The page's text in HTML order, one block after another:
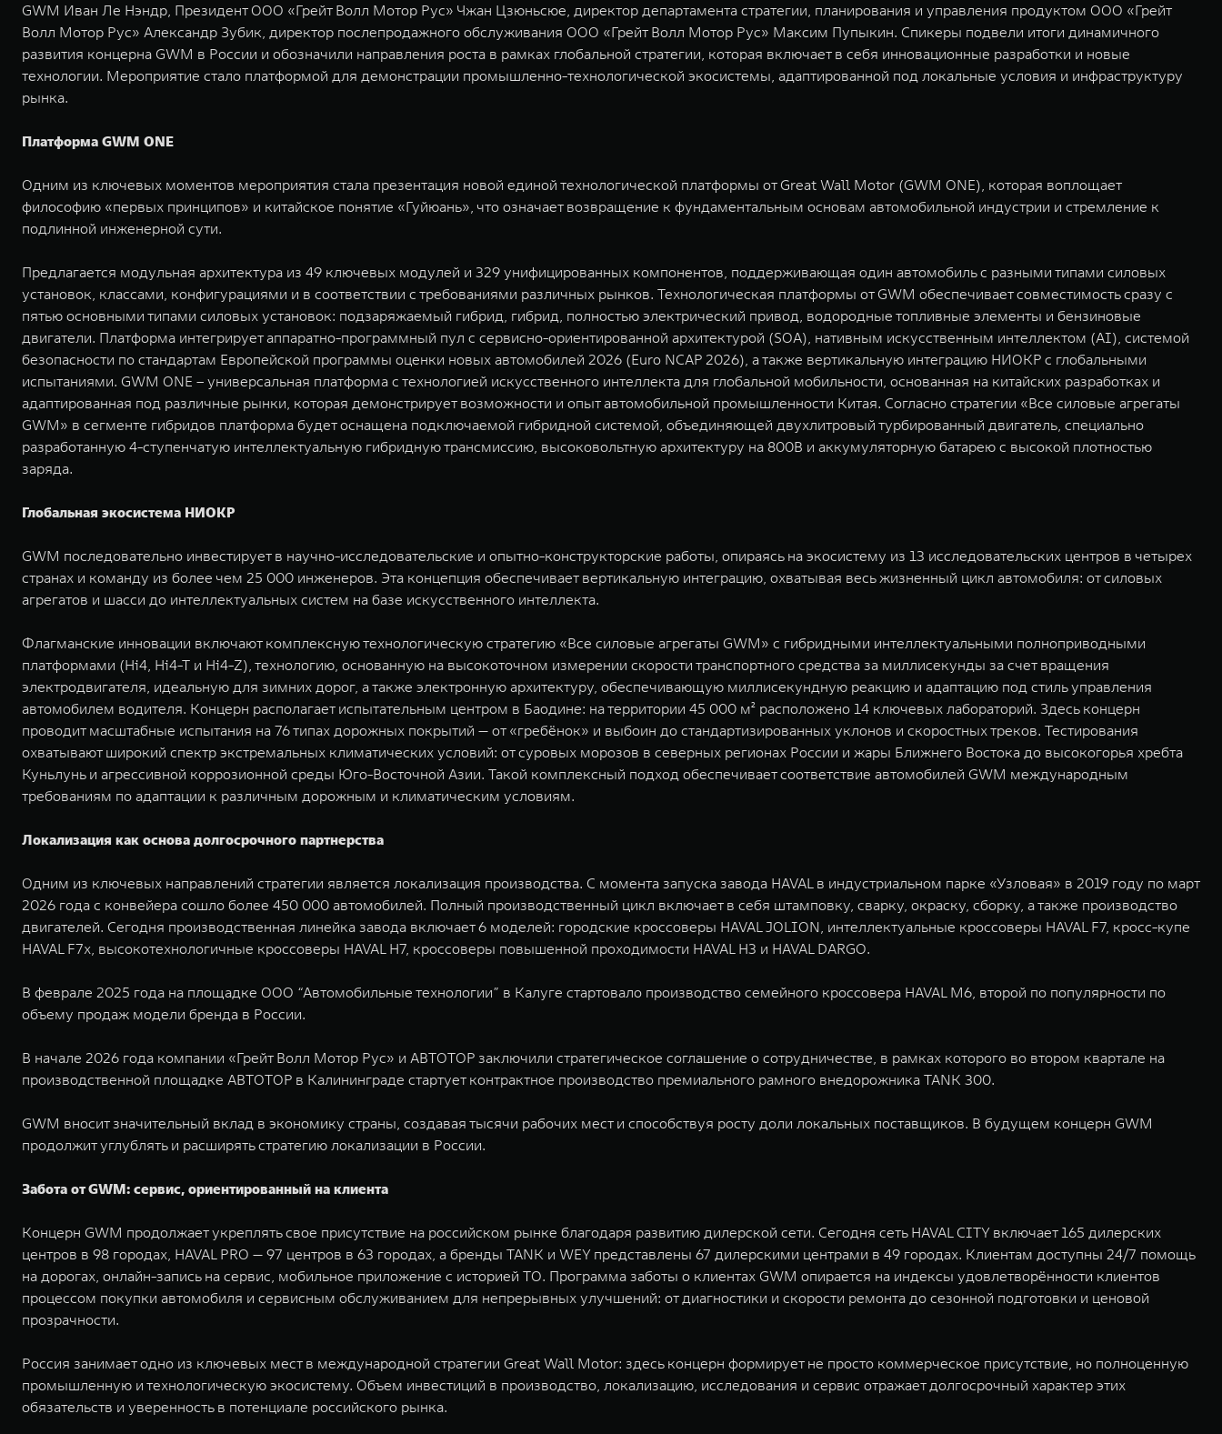
GWM Иван Ле Нэндр, Президент ООО «Грейт Волл Мотор Рус» Чжан Цзюньсюе, директор департамента стратегии, планирования и управления продуктом ООО «Грейт
Волл Мотор Рус» Александр Зубик, директор послепродажного обслуживания ООО «Грейт Волл Мотор Рус» Максим Пупыкин. Спикеры подвели итоги динамичного
развития концерна GWM в России и обозначили направления роста в рамках глобальной стратегии, которая включает в себя инновационные разработки и новые
технологии. Мероприятие стало платформой для демонстрации промышленно-технологической экосистемы, адаптированной под локальные условия и инфраструктуру
рынка.
Платформа GWM ONE
Одним из ключевых моментов мероприятия стала презентация новой единой технологической платформы от Great Wall Motor (GWM ONE), которая воплощает
философию «первых принципов» и китайское понятие «Гуйюань», что означает возвращение к фундаментальным основам автомобильной индустрии и стремление к
подлинной инженерной сути.
Предлагается модульная архитектура из 49 ключевых модулей и 329 унифицированных компонентов, поддерживающая один автомобиль с разными типами силовых
установок, классами, конфигурациями и в соответствии с требованиями различных рынков. Технологическая платформы от GWM обеспечивает совместимость сразу с
пятью основными типами силовых установок: подзаряжаемый гибрид, гибрид, полностью электрический привод, водородные топливные элементы и бензиновые
двигатели. Платформа интегрирует аппаратно-программный пул с сервисно-ориентированной архитектурой (SOA), нативным искусственным интеллектом (AI), системой
безопасности по стандартам Европейской программы оценки новых автомобилей 2026 (Euro NCAP 2026), а также вертикальную интеграцию НИОКР с глобальными
испытаниями. GWM ONE – универсальная платформа с технологией искусственного интеллекта для глобальной мобильности, основанная на китайских разработках и
адаптированная под различные рынки, которая демонстрирует возможности и опыт автомобильной промышленности Китая. Согласно стратегии «Все силовые агрегаты
GWM» в сегменте гибридов платформа будет оснащена подключаемой гибридной системой, объединяющей двухлитровый турбированный двигатель, специально
разработанную 4-ступенчатую интеллектуальную гибридную трансмиссию, высоковольтную архитектуру на 800В и аккумуляторную батарею с высокой плотностью
заряда.
Глобальная экосистема НИОКР
GWM последовательно инвестирует в научно-исследовательские и опытно-конструкторские работы, опираясь на экосистему из 13 исследовательских центров в четырех
странах и команду из более чем 25 000 инженеров. Эта концепция обеспечивает вертикальную интеграцию, охватывая весь жизненный цикл автомобиля: от силовых
агрегатов и шасси до интеллектуальных систем на базе искусственного интеллекта.
Флагманские инновации включают комплексную технологическую стратегию «Все силовые агрегаты GWM» с гибридными интеллектуальными полноприводными
платформами (Hi4, Hi4-T и Hi4-Z), технологию, основанную на высокоточном измерении скорости транспортного средства за миллисекунды за счет вращения
электродвигателя, идеальную для зимних дорог, а также электронную архитектуру, обеспечивающую миллисекундную реакцию и адаптацию под стиль управления
автомобилем водителя. Концерн располагает испытательным центром в Баодине: на территории 45 000 м² расположено 14 ключевых лабораторий. Здесь концерн
проводит масштабные испытания на 76 типах дорожных покрытий — от «гребёнок» и выбоин до стандартизированных уклонов и скоростных треков. Тестирования
охватывают широкий спектр экстремальных климатических условий: от суровых морозов в северных регионах России и жары Ближнего Востока до высокогорья хребта
Куньлунь и агрессивной коррозионной среды Юго-Восточной Азии. Такой комплексный подход обеспечивает соответствие автомобилей GWM международным
требованиям по адаптации к различным дорожным и климатическим условиям.
Локализация как основа долгосрочного партнерства
Одним из ключевых направлений стратегии является локализация производства. С момента запуска завода HAVAL в индустриальном парке «Узловая» в 2019 году по март
2026 года с конвейера сошло более 450 000 автомобилей. Полный производственный цикл включает в себя штамповку, сварку, окраску, сборку, а также производство
двигателей. Сегодня производственная линейка завода включает 6 моделей: городские кроссоверы HAVAL JOLION, интеллектуальные кроссоверы HAVAL F7, кросс-купе
HAVAL F7x, высокотехнологичные кроссоверы HAVAL H7, кроссоверы повышенной проходимости HAVAL H3 и HAVAL DARGO.
В феврале 2025 года на площадке ООО “Автомобильные технологии” в Калуге стартовало производство семейного кроссовера HAVAL M6, второй по популярности по
объему продаж модели бренда в России.
В начале 2026 года компании «Грейт Волл Мотор Рус» и АВТОТОР заключили стратегическое соглашение о сотрудничестве, в рамках которого во втором квартале на
производственной площадке АВТОТОР в Калининграде стартует контрактное производство премиального рамного внедорожника TANK 300.
GWM вносит значительный вклад в экономику страны, создавая тысячи рабочих мест и способствуя росту доли локальных поставщиков. В будущем концерн GWM
продолжит углублять и расширять стратегию локализации в России.
Забота от GWM: сервис, ориентированный на клиента
Концерн GWM продолжает укреплять свое присутствие на российском рынке благодаря развитию дилерской сети. Сегодня сеть HAVAL CITY включает 165 дилерских
центров в 98 городах, HAVAL PRO — 97 центров в 63 городах, а бренды TANK и WEY представлены 67 дилерскими центрами в 49 городах. Клиентам доступны 24/7 помощь
на дорогах, онлайн-запись на сервис, мобильное приложение с историей ТО. Программа заботы о клиентах GWM опирается на индексы удовлетворённости клиентов
процессом покупки автомобиля и сервисным обслуживанием для непрерывных улучшений: от диагностики и скорости ремонта до сезонной подготовки и ценовой
прозрачности.
Россия занимает одно из ключевых мест в международной стратегии Great Wall Motor: здесь концерн формирует не просто коммерческое присутствие, но полноценную
промышленную и технологическую экосистему. Объем инвестиций в производство, локализацию, исследования и сервис отражает долгосрочный характер этих
обязательств и уверенность в потенциале российского рынка.